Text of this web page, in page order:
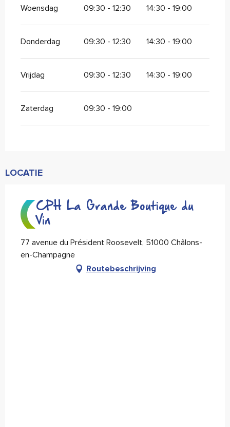
Woensdag 09:30 - 12:30 14:30 - 19:00
Donderdag 09:30 - 12:30 14:30 - 19:00
Vrijdag 09:30 - 12:30 14:30 - 19:00
Zaterdag 09:30 - 19:00
LOCATIE
CPH La Grande Boutique du
Vin
77 avenue du Président Roosevelt, 51000 Châlons-
en-Champagne
Routebeschrijving